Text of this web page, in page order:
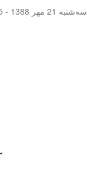
سه‌شنبه 21 مهر 1388 - 20:15